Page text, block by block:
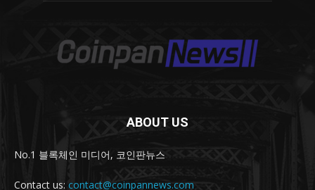
ABOUT US
No.1 블록체인 미디어, 코인판뉴스
Contact us: contact@coinpannews.com